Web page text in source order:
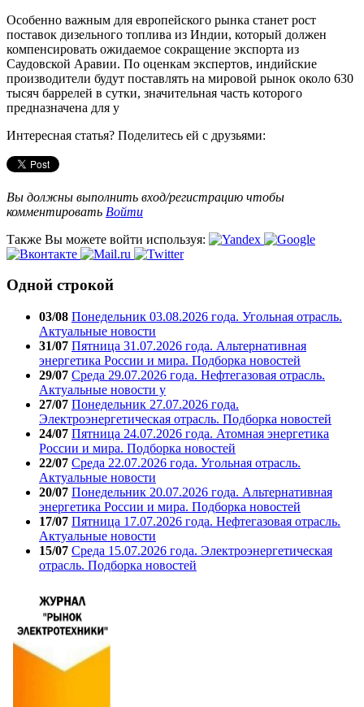
Особенно важным для европейского рынка станет рост
поставок дизельного топлива из Индии, который должен
компенсировать ожидаемое сокращение экспорта из
Саудовской Аравии. По оценкам экспертов, индийские
производители будут поставлять на мировой рынок около 630
тысяч баррелей в сутки, значительная часть которого
предназначена для у
Интересная статья? Поделитесь ей с друзьями:
Вы должны выполнить вход/регистрацию чтобы
комментировать Войти
Также Вы можете войти используя:
Одной строкой
03/08 Понедельник 03.08.2026 года. Угольная отрасль.
Актуальные новости
31/07 Пятница 31.07.2026 года. Альтернативная
энергетика России и мира. Подборка новостей
29/07 Среда 29.07.2026 года. Нефтегазовая отрасль.
Актуальные новости у
27/07 Понедельник 27.07.2026 года.
Электроэнергетическая отрасль. Подборка новостей
24/07 Пятница 24.07.2026 года. Атомная энергетика
России и мира. Подборка новостей
22/07 Среда 22.07.2026 года. Угольная отрасль.
Актуальные новости
20/07 Понедельник 20.07.2026 года. Альтернативная
энергетика России и мира. Подборка новостей
17/07 Пятница 17.07.2026 года. Нефтегазовая отрасль.
Актуальные новости
15/07 Среда 15.07.2026 года. Электроэнергетическая
отрасль. Подборка новостей